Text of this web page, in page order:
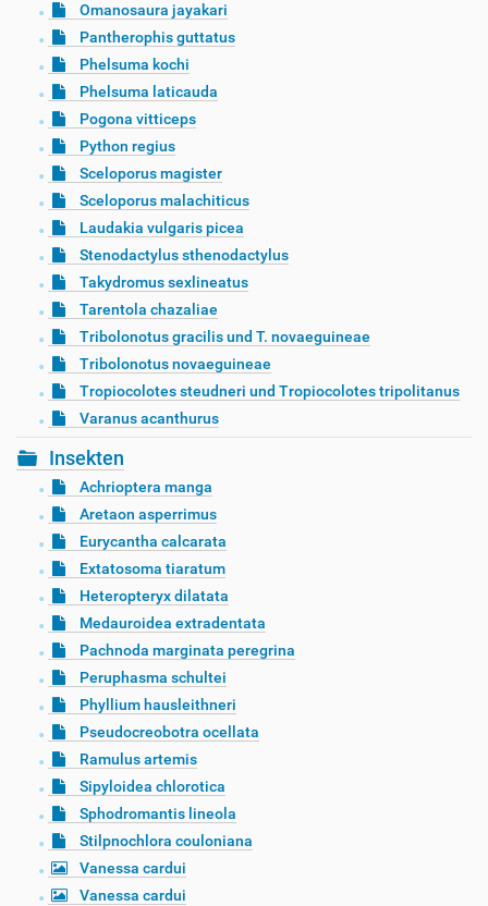
Omanosaura jayakari
Pantherophis guttatus
Phelsuma kochi
Phelsuma laticauda
Pogona vitticeps
Python regius
Sceloporus magister
Sceloporus malachiticus
Laudakia vulgaris picea
Stenodactylus sthenodactylus
Takydromus sexlineatus
Tarentola chazaliae
Tribolonotus gracilis und T. novaeguineae
Tribolonotus novaeguineae
Tropiocolotes steudneri und Tropiocolotes tripolitanus
Varanus acanthurus
Insekten
Achrioptera manga
Aretaon asperrimus
Eurycantha calcarata
Extatosoma tiaratum
Heteropteryx dilatata
Medauroidea extradentata
Pachnoda marginata peregrina
Peruphasma schultei
Phyllium hausleithneri
Pseudocreobotra ocellata
Ramulus artemis
Sipyloidea chlorotica
Sphodromantis lineola
Stilpnochlora couloniana
Vanessa cardui
Vanessa cardui